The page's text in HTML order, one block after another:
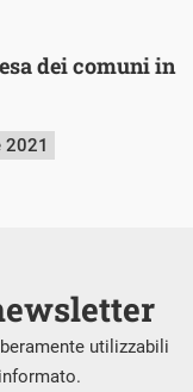
dei comuni in
2021
utilizzabili